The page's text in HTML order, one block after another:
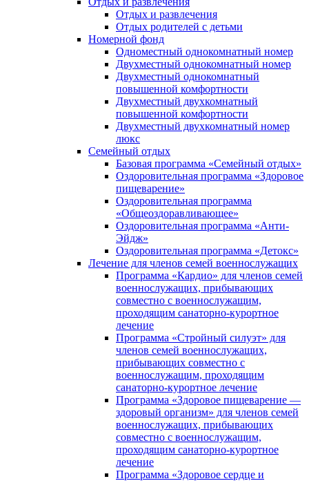
Отдых и развлечения
Отдых родителей с детьми
Номерной фонд
Одноместный однокомнатный номер
Двухместный однокомнатный номер
Двухместный однокомнатный
повышенной комфортности
Двухместный двухкомнатный
повышенной комфортности
Двухместный двухкомнатный номер
люкс
Семейный отдых
Базовая программа «Семейный отдых»
Оздоровительная программа «Здоровое
пищеварение»
Оздоровительная программа
«Общеоздоравливающее»
Оздоровительная программа «Анти-
Эйдж»
Оздоровительная программа «Детокс»
Лечение для членов семей военнослужащих
Программа «Кардио» для членов семей
военнослужащих, прибывающих
совместно с военнослужащим,
проходящим санаторно-курортное
лечение
Программа «Стройный силуэт» для
членов семей военнослужащих,
прибывающих совместно с
военнослужащим, проходящим
санаторно-курортное лечение
Программа «Здоровое пищеварение —
здоровый организм» для членов семей
военнослужащих, прибывающих
совместно с военнослужащим,
проходящим санаторно-курортное
лечение
Программа «Здоровое сердце и